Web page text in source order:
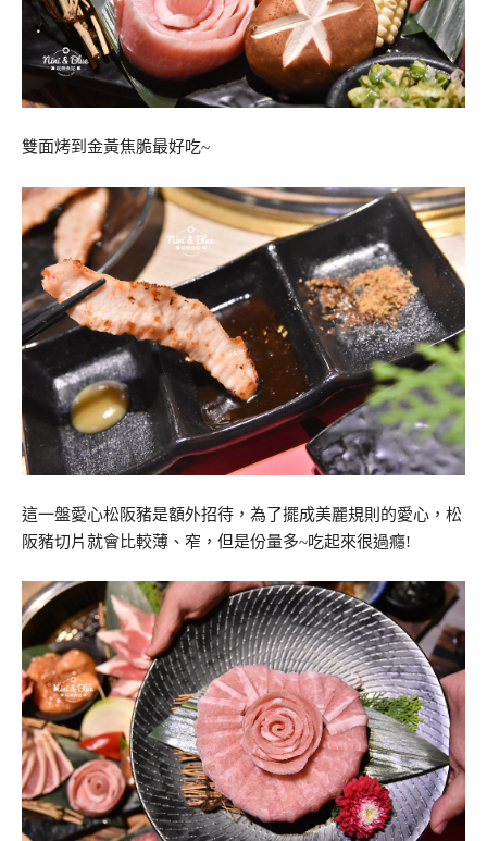
雙面烤到金黃焦脆最好吃~
這一盤愛心松阪豬是額外招待，為了擺成美麗規則的愛心，松
阪豬切片就會比較薄、窄，但是份量多~吃起來很過癮!